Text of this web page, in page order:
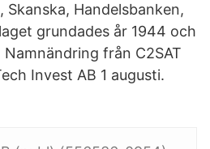
Skanska, Handelsbanken,
grundades år 1944 och
från C2SAT
Invest AB 1 augusti.